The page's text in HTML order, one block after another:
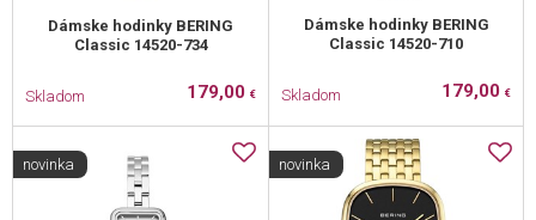
Dámske hodinky BERING
Classic 14520-734
Skladom 179,00 €
Dámske hodinky BERING
Classic 14520-710
Skladom 179,00 €
novinka novinka